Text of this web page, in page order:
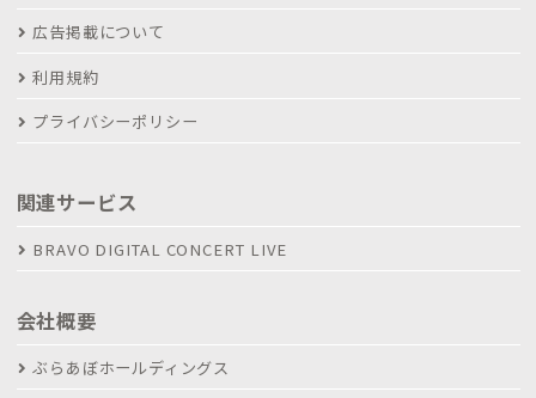
広告掲載について
利用規約
プライバシーポリシー
関連サービス
BRAVO DIGITAL CONCERT LIVE
会社概要
ぶらあぼホールディングス